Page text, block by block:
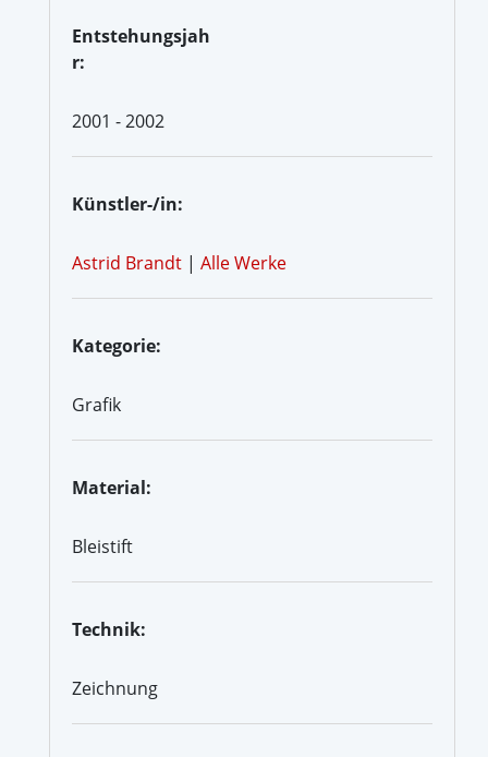
Entstehungsjah
r:
2001 - 2002
Künstler-/in:
Astrid Brandt | Alle Werke
Kategorie:
Grafik
Material:
Bleistift
Technik:
Zeichnung